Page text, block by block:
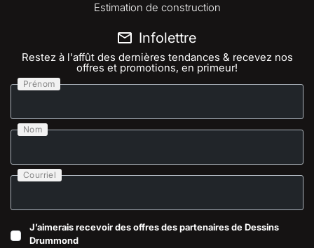
Estimation de construction
Infolettre
Restez à l'affût des dernières tendances & recevez nos
offres et promotions, en primeur!
Prénom
Nom
Courriel
J’aimerais recevoir des offres des partenaires de Dessins
Drummond